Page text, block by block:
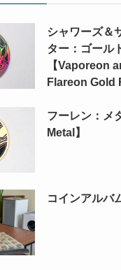
シャワーズ＆
ター：ゴール
【Vaporeon
Flareon Gold
フーレン：メ
Metal】
コインアルバ